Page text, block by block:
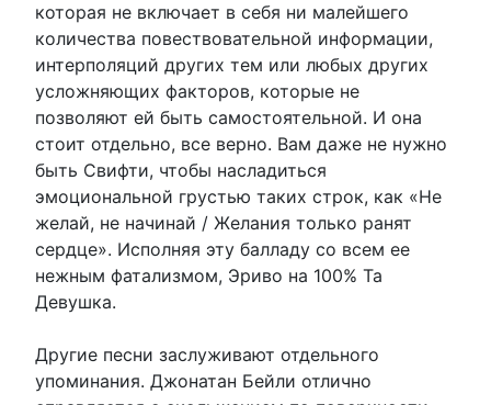
которая не включает в себя ни малейшего
количества повествовательной информации,
интерполяций других тем или любых других
усложняющих факторов, которые не
позволяют ей быть самостоятельной. И она
стоит отдельно, все верно. Вам даже не нужно
быть Свифти, чтобы насладиться
эмоциональной грустью таких строк, как «Не
желай, не начинай / Желания только ранят
сердце». Исполняя эту балладу со всем ее
нежным фатализмом, Эриво на 100% Та
Девушка.
Другие песни заслуживают отдельного
упоминания. Джонатан Бейли отлично